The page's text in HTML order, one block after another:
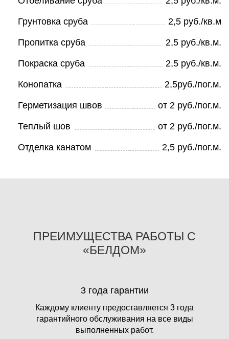
Грунтовка сруба 2,5 руб./кв.м
Пропитка сруба 2,5 руб./кв.м.
Покраска сруба 2,5 руб./кв.м.
Конопатка 2,5руб./пог.м.
Герметизация швов от 2 руб./пог.м.
Теплый шов от 2 руб./пог.м.
Отделка канатом 2,5 руб./пог.м.
ПРЕИМУЩЕСТВА РАБОТЫ С
«БЕЛДОМ»
3 года гарантии
Каждому клиенту предоставляется 3 года
гарантийного обслуживания на все виды
выполненных работ.